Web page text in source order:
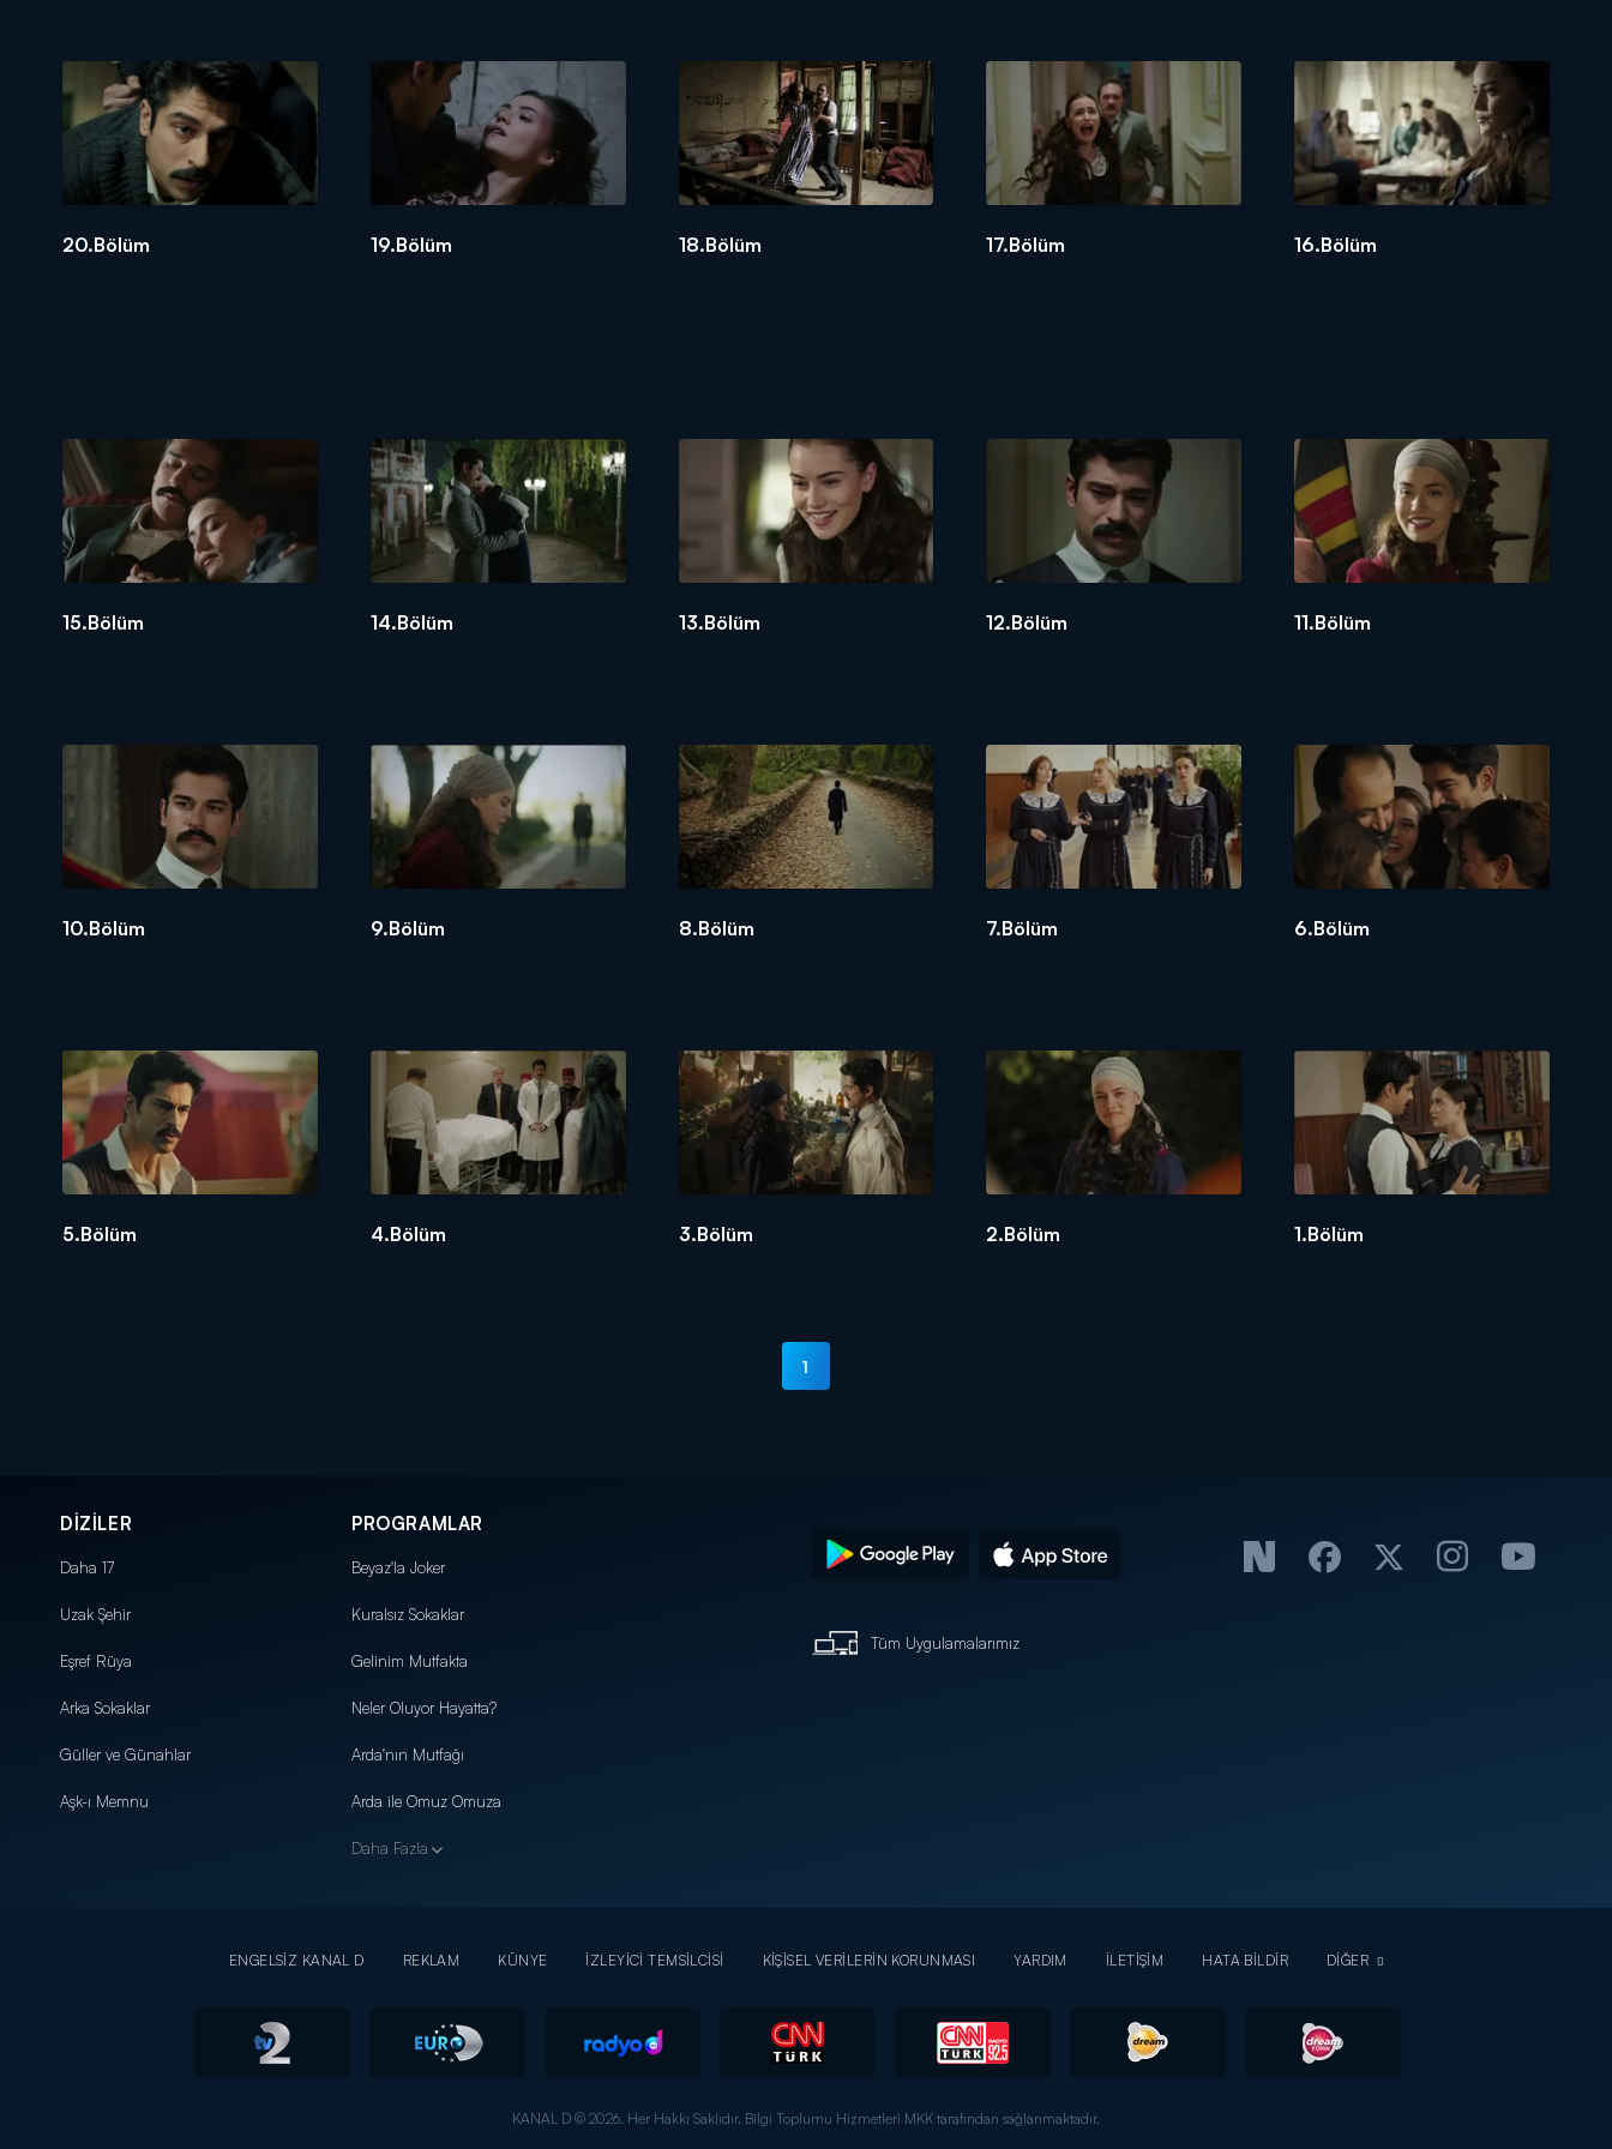
20.Bölüm 19.Bölüm 18.Bölüm 17.Bölüm 16.Bölüm
15.Bölüm 14.Bölüm 13.Bölüm 12.Bölüm 11.Bölüm
10.Bölüm 9.Bölüm 8.Bölüm 7.Bölüm 6.Bölüm
5.Bölüm 4.Bölüm 3.Bölüm 2.Bölüm 1.Bölüm
1
DİZİLER
Daha 17
Uzak Şehir
Eşref Rüya
Arka Sokaklar
Güller ve Günahlar
Aşk-ı Memnu
PROGRAMLAR
Beyaz'la Joker
Kuralsız Sokaklar
Gelinim Mutfakta
Neler Oluyor Hayatta?
Arda'nın Mutfağı
Arda ile Omuz Omuza
Daha Fazla
Tüm Uygulamalarımız
ENGELSİZ KANAL D REKLAM KÜNYE İZLEYİCİ TEMSİLCİSİ KİŞİSEL VERİLERİN KORUNMASI YARDIM İLETİŞİM HATA BİLDİR DİĞER
KANAL D © 2026. Her Hakkı Saklıdır. Bilgi Toplumu Hizmetleri MKK tarafından sağlanmaktadır.